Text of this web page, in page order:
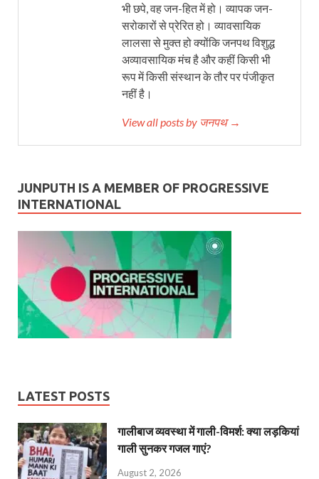
भी छपे, वह जन-हित में हो। व्यापक जन-
सरोकारों से प्रेरित हो। व्यावसायिक
लालसा से मुक्त हो क्योंकि जनपथ विशुद्ध
अव्यावसायिक मंच है और कहीं किसी भी
रूप में किसी संस्थान के तौर पर पंजीकृत
नहीं है।
View all posts by जनपथ →
JUNPUTH IS A MEMBER OF PROGRESSIVE
INTERNATIONAL
LATEST POSTS
गालीबाज व्‍यवस्‍था में गाली-विमर्श: क्या लड़कियां
गाली सुनकर गजल गाएं?
August 2, 2026